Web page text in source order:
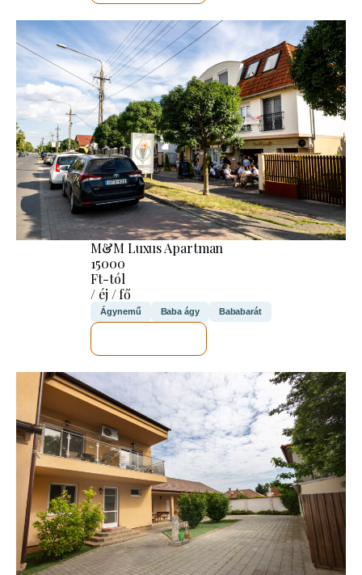
M&M Luxus Apartman
15000
Ft-tól
/ éj / fő
Ágynemű Baba ágy Bababarát